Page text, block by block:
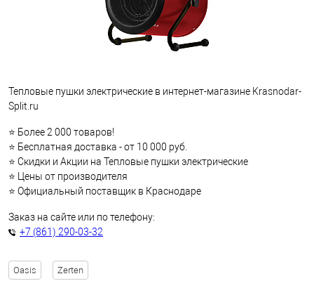
Oasis Zerten
Тепловые пушки электрические в интернет-магазине Krasnodar-
Split.ru
⭐ Более 2 000 товаров!
⭐ Бесплатная доставка - от 10 000 руб.
⭐ Скидки и Акции на Тепловые пушки электрические
⭐ Цены от производителя
⭐ Официальный поставщик в Краснодаре
Заказ на сайте или по телефону:
+7 (861) 290-03-32